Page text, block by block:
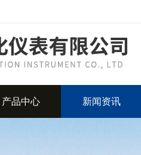
产品中心 新闻资讯